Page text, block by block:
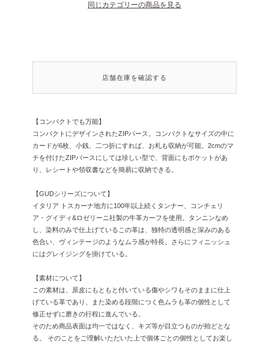
同じカテゴリーの商品を見る
店舗在庫を確認する
【コンパクトでも万能】
コンパクトにデザインされたZIPパース。コンパクトなサイズの中に
カードが6枚、小銭、二つ折にすれば、お札も収納が可能。2cmのマ
チを付けたZIPパースにしては珍しい型で、背面にもポケットがあ
り、レシートや領収書などを簡易に収納できる。
【GUDシリーズについて】
イタリア トスカーナ地方に100年以上続くタンナー、コンチェリ
ア・グイディ&ロゼリーニ社製の牛革カーフを使用。タンニンなめ
し、染料のみで仕上げているこの革は、独特の透明感と深みのある
色合い、ヴィンテージのようなムラ感が特長。さらにフィニッシュ
にはグレイジングを掛けている。
【素材について】
この素材は、原皮にもともと付いている傷やシワもそのままに仕上
げている革であり、また染める段階につく色ムラも革の個性として
修正せずに磨きの行程に進んでいる。
そのため商品表面は均一ではなく、キズ等が目立つものが殆どとな
る。 そのことをご理解いただいた上で個体ごとの個性としてお楽し